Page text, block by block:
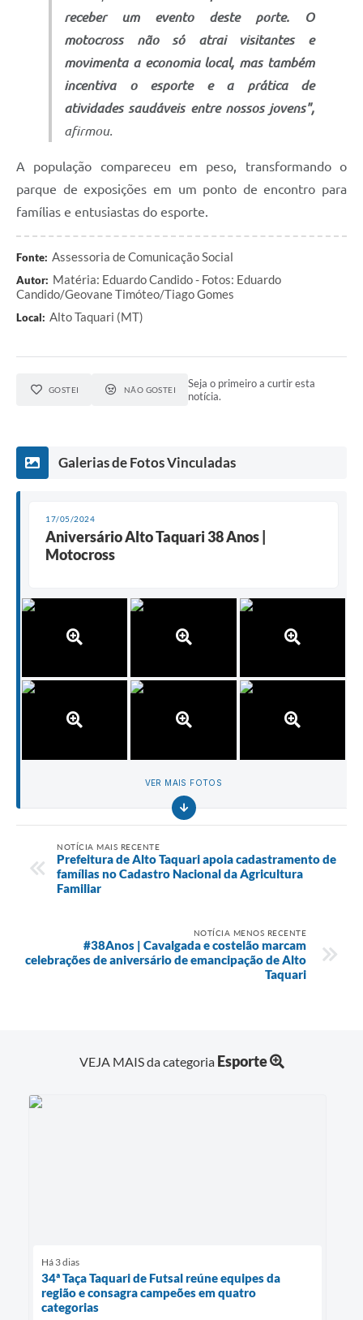
receber um evento deste porte. O
motocross não só atrai visitantes e
movimenta a economia local, mas também
incentiva o esporte e a prática de
atividades saudáveis entre nossos jovens",
afirmou.
A população compareceu em peso, transformando o
parque de exposições em um ponto de encontro para
famílias e entusiastas do esporte.
Fonte: Assessoria de Comunicação Social
Autor: Matéria: Eduardo Candido - Fotos: Eduardo
Candido/Geovane Timóteo/Tiago Gomes
Local: Alto Taquari (MT)
GOSTEI NÃO GOSTEI
Seja o primeiro a curtir esta
notícia.
Galerias de Fotos Vinculadas
17/05/2024
Aniversário Alto Taquari 38 Anos |
Motocross
VER MAIS FOTOS
NOTÍCIA MAIS RECENTE
Prefeitura de Alto Taquari apoia cadastramento de
famílias no Cadastro Nacional da Agricultura
Familiar
NOTÍCIA MENOS RECENTE
#38Anos | Cavalgada e costelão marcam
celebrações de aniversário de emancipação de Alto
Taquari
VEJA MAIS da categoria Esporte
Há 3 dias
34ª Taça Taquari de Futsal reúne equipes da
região e consagra campeões em quatro
categorias